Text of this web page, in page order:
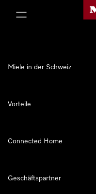
Miele in der Schweiz
Vorteile
Connected Home
Geschäftspartner